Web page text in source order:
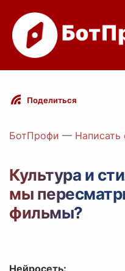
Режимы бота
Цены
Вход с
Поделиться
БотПрофи — Написать
Культура и
мы
фильмы?